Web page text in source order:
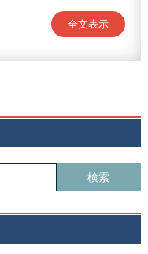
全文表示
索: